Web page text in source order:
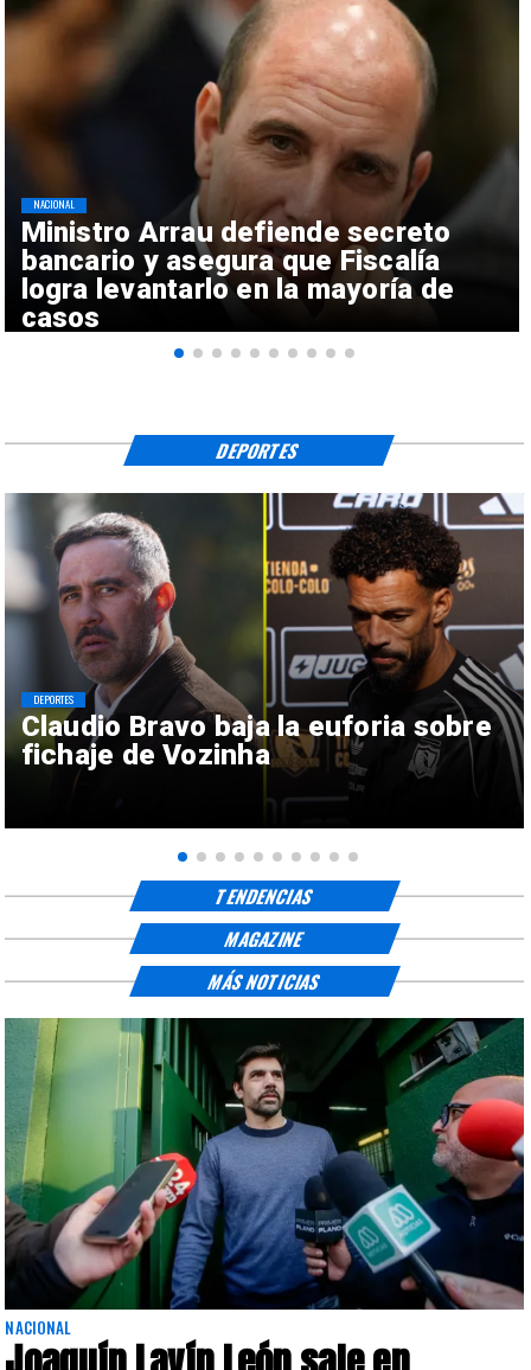
Ministro Arrau defiende secreto
bancario y asegura que Fiscalía
logra levantarlo en la mayoría de
casos
NACIONAL
Claudio Bravo baja la euforia sobre
fichaje de Vozinha
DEPORTES
DEPORTES
TENDENCIAS
MAGAZINE
NACIONAL
MÁS NOTICIAS